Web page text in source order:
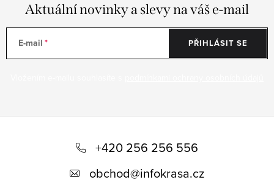
Aktuální novinky a slevy na váš e-mail
E-mail PŘIHLÁSIT SE
+420 256 256 556
obchod@infokrasa.cz